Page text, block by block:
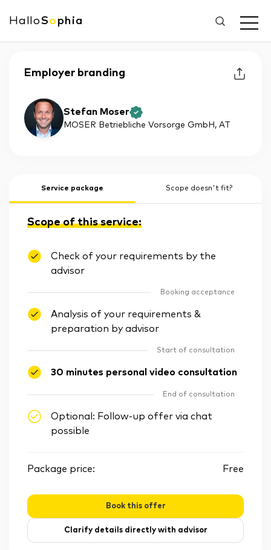
HalloSo phia
Employer branding
Stefan Moser
MOSER Betriebliche Vorsorge GmbH , AT
Service package Scope doesn't fit?
Scope of this service:
Check of your requirements by the
advisor
Booking acceptance
Analysis of your requirements &
preparation by advisor
Start of consultation
30 minutes personal video consultation
End of consultation
Optional: Follow-up offer via chat
possible
Package price: Free
Book this offer
Clarify details directly with advisor